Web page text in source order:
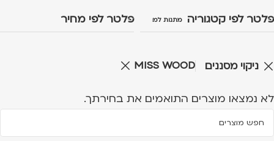
פלטר לפי קטגוריה מתנות למנהלים פלטר לפי מחיר
ניקוי מסננים MISS WOOD
לא נמצאו מוצרים התואמים את בחירתך.